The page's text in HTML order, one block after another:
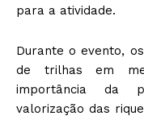
para a atividade.
Durante o evento,
de trilhas em
importância da
valorização das